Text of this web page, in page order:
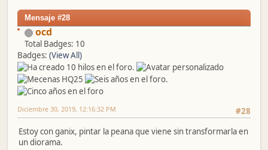
Mensaje #28
ocd
Total Badges: 10
Badges: (View All)
#28
Diciembre 30, 2019, 12:16:32 PM
Estoy con ganix, pintar la peana que viene sin transformarla en
un diorama.